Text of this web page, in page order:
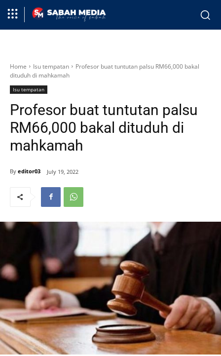
Home Isu tempatan
Profesor buat tuntutan palsu RM66,000 bakal
dituduh di mahkamah
Isu tempatan
Profesor buat tuntutan palsu
RM66,000 bakal dituduh di
mahkamah
By editor03 July 19, 2022